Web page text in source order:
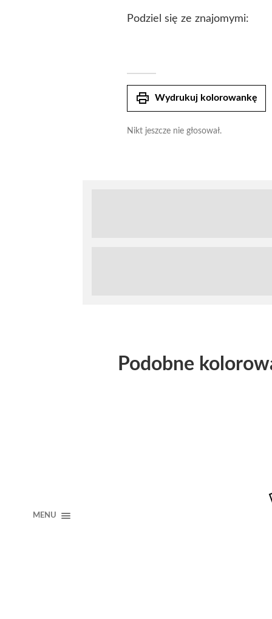
MENU
Podziel się ze znajomymi:
print Wydrukuj kolorowankę
Nikt jeszcze nie głosował.
Podobne